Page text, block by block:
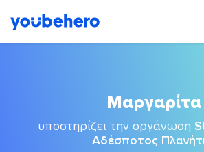
Μαργαρίτα
υποστηρίζει την οργάνωση
Αδέσποτος